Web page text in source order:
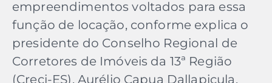
empreendimentos voltados para essa
função de locação, conforme explica o
presidente do Conselho Regional de
Corretores de Imóveis da 13ª Região
(Creci-ES), Aurélio Capua Dallapicula.